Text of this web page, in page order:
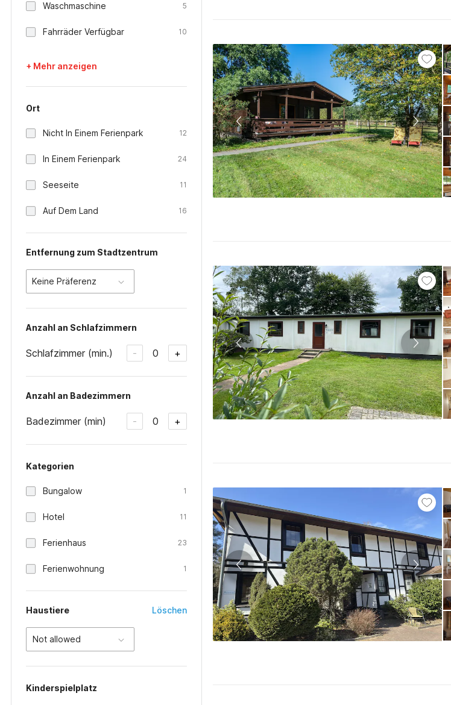
Waschmaschine 5
Fahrräder Verfügbar 10
+ Mehr anzeigen
Ort
Nicht In Einem Ferienpark 12
In Einem Ferienpark 24
Seeseite 11
Auf Dem Land 16
Entfernung zum Stadtzentrum
Keine Präferenz
Anzahl an Schlafzimmern
Schlafzimmer (min.) - 0 +
Anzahl an Badezimmern
Badezimmer (min) - 0 +
Kategorien
Bungalow 1
Hotel 11
Ferienhaus 23
Ferienwohnung 1
Haustiere Löschen
Not allowed
Kinderspielplatz